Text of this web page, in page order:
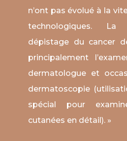
n’ont pas évolué à la
technologiques.
dépistage du cancer
principalement
dermatologue et
dermatoscopie
spécial pour
cutanées en détail). »